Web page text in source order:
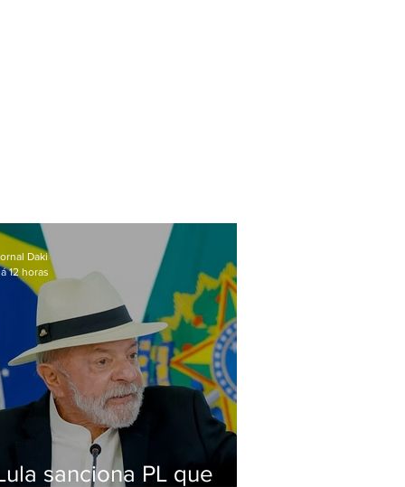
sanciona PL que
Daki
12 horas